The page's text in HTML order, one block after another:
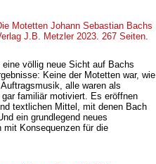
Motetten Johann Sebastian Bachs
J.B. Metzler 2023. 267 Seiten.
völlig neue Sicht auf Bachs
Keine der Motetten war, wie
alle waren als
familiär motiviert. Es eröffnen
textlichen Mittel, mit denen Bach
ein grundlegend neues
Konsequenzen für die